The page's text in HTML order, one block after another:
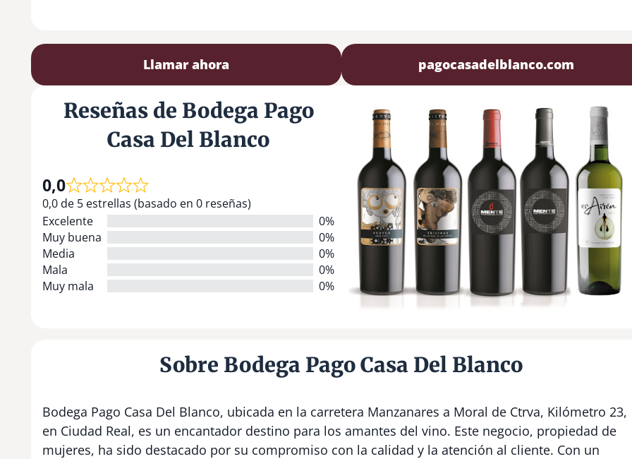
Llamar ahora pagocasadelblanco.com
Reseñas de Bodega Pago
Casa Del Blanco
0,0
0,0 de 5 estrellas (basado en 0 reseñas)
Excelente
0%
Muy buena
0%
Media
0%
Mala
0%
Muy mala
0%
Sobre Bodega Pago Casa Del Blanco
Bodega Pago Casa Del Blanco, ubicada en la carretera Manzanares a Moral de Ctrva, Kilómetro 23,
en Ciudad Real, es un encantador destino para los amantes del vino. Este negocio, propiedad de
mujeres, ha sido destacado por su compromiso con la calidad y la atención al cliente. Con un